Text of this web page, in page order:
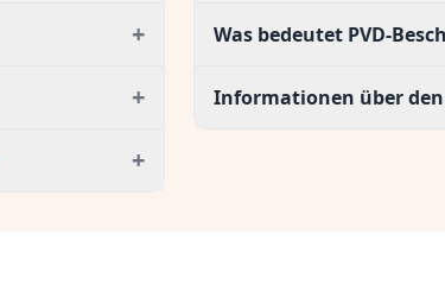
+
+
+
Was bedeutet PVD-
Informationen über